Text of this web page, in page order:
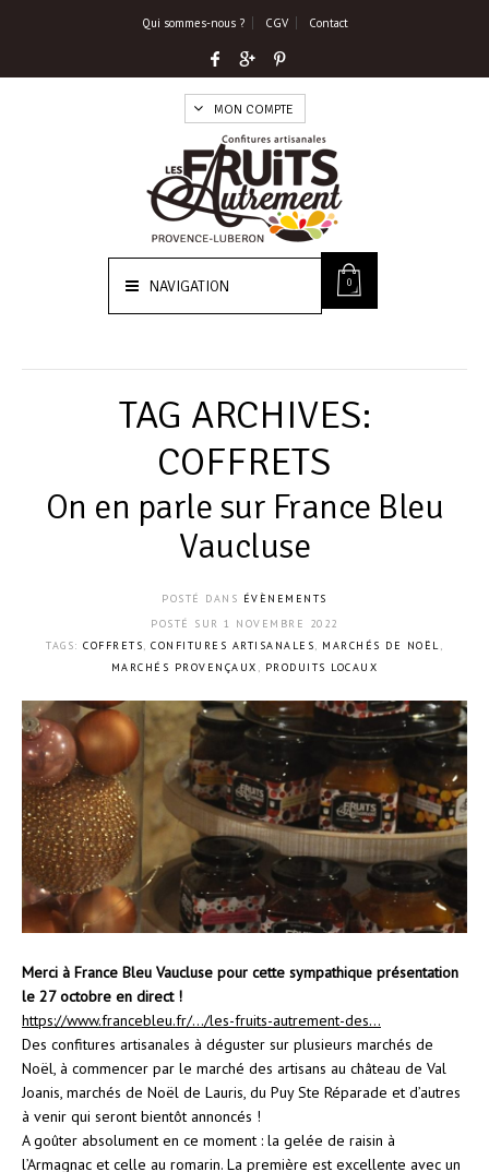
Qui sommes-nous ? CGV Contact
MON COMPTE
0
NAVIGATION
TAG ARCHIVES:
COFFRETS
On en parle sur France Bleu
Vaucluse
POSTÉ DANS ÉVÈNEMENTS
POSTÉ SUR 1 NOVEMBRE 2022
TAGS: COFFRETS, CONFITURES ARTISANALES, MARCHÉS DE NOËL,
MARCHÉS PROVENÇAUX , PRODUITS LOCAUX
Merci à France Bleu Vaucluse pour cette sympathique présentation
le 27 octobre en direct !
https://www.francebleu.fr/…/les-fruits-autrement-des…
Des confitures artisanales à déguster sur plusieurs marchés de
Noël, à commencer par le marché des artisans au château de Val
Joanis, marchés de Noël de Lauris, du Puy Ste Réparade et d’autres
à venir qui seront bientôt annoncés !
A goûter absolument en ce moment : la gelée de raisin à
l’Armagnac et celle au romarin. La première est excellente avec un